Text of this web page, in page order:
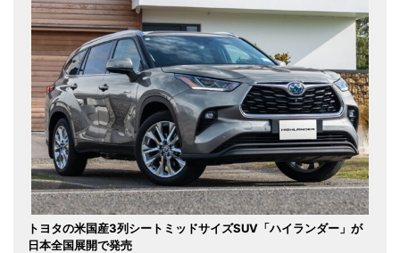
トヨタの米国産3列シートミッドサイズSUV「ハイランダー」が
日本全国展開で発売